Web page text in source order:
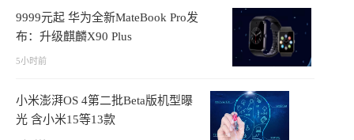
9999元起 华为全新MateBook Pro发
布：升级麒麟X90 Plus
5小时前
小米澎湃OS 4第二批Beta版机型曝
光 含小米15等13款